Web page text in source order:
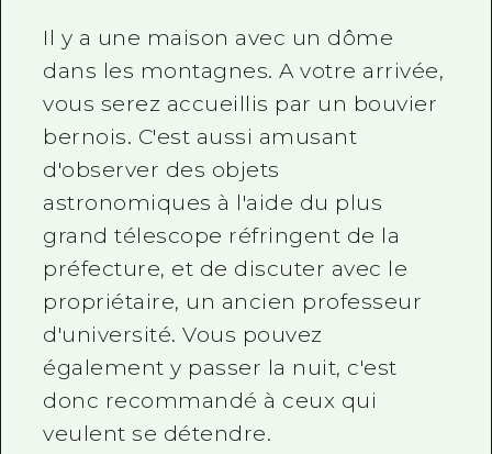
Il y a une maison avec un dôme
dans les montagnes. A votre arrivée,
vous serez accueillis par un bouvier
bernois. C'est aussi amusant
d'observer des objets
astronomiques à l'aide du plus
grand télescope réfringent de la
préfecture, et de discuter avec le
propriétaire, un ancien professeur
d'université. Vous pouvez
également y passer la nuit, c'est
donc recommandé à ceux qui
veulent se détendre.